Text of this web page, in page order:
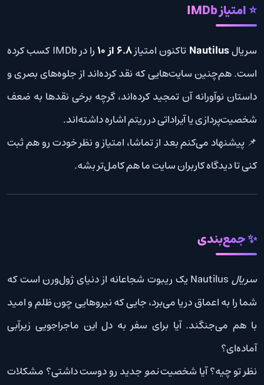
⭐ امتیاز IMDb
سریالNautilus تاکنون امتیاز6.8 از 10
را در IMDb کسب کرده
است. هم‌چنین سایت‌هایی که نقد کرده‌اند از جلوه‌های بصری و
داستان نوآورانه آن تمجید کرده‌اند، گرچه برخی نقدها به ضعف
شخصیت‌پردازی یا آیراداتی در ریتم اشاره داشته‌اند.
📌 پیشنهاد می‌کنم بعد از تماشا، امتیاز و نظر خودت رو هم ثبت
کنی تا دیدگاه کاربران سایت ما هم کامل‌تر بشه.
✨ جمع‌بندی
سریال
Nautilus یک ریبوت شجاعانه از دنیای ژول‌ورن است که
شما را به اعماق دریا می‌برد، جایی که نیروهایی چون ظلم و امید
با هم می‌جنگند. آیا برای سفر به دل این ماجراجویی زیرآبی
آماده‌ای؟
نظر تو چیه؟ آیا شخصیتنموجدید رو دوست داشتی؟ مشکلات